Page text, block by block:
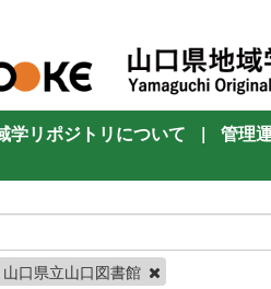
学リポジトリについて |
管理
山口県立山口図書館